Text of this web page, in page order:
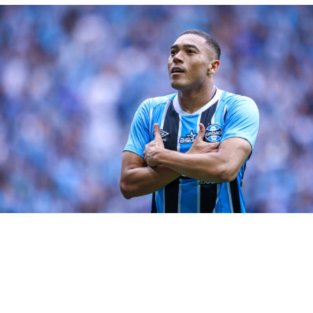
com a Seleção Brasileira, que se prepara para o Pré-
Olímpico. O torneio será realizado entre os dias 20 de
janeiro e 11 de fevereiro, na Venezuela. As seleções
disputam duas vagas para os Jogos Olímpicos de Paris,
de 2024.
Contudo, o departamento médico do Grêmio começa o
ano com poucos frequentadores, o que é uma ótima
notícia. Apenas Mila, que se recupera de uma lesão do
ligamento cruzado no joelho direito, sofrida no ano
passado, e Carbalho estão entregues aos médicos do
clube.